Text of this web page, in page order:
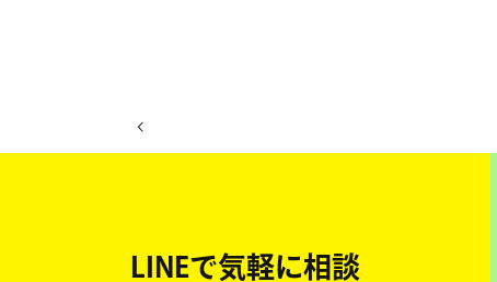
LINEで気軽に相談